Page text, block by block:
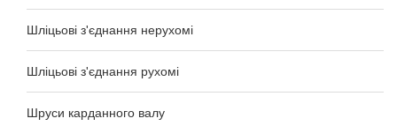
Шліцьові з'єднання нерухомі
Шліцьові з'єднання рухомі
Шруси карданного валу